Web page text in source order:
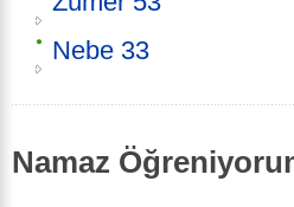
Nebe 33
Namaz